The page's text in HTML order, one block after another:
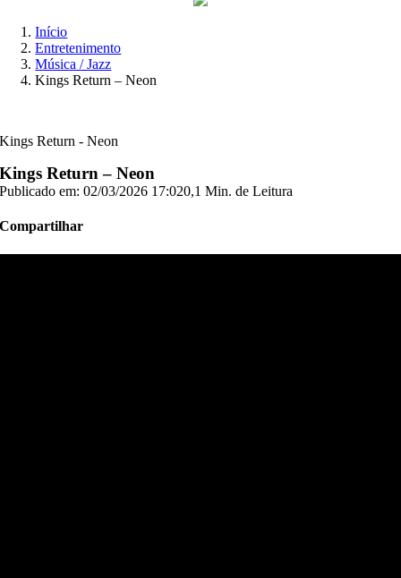
Início
Entretenimento
Música / Jazz
Kings Return – Neon
Kings Return - Neon
Kings Return – Neon
Publicado em: 02/03/2026 17:020,1 Min. de Leitura
Compartilhar